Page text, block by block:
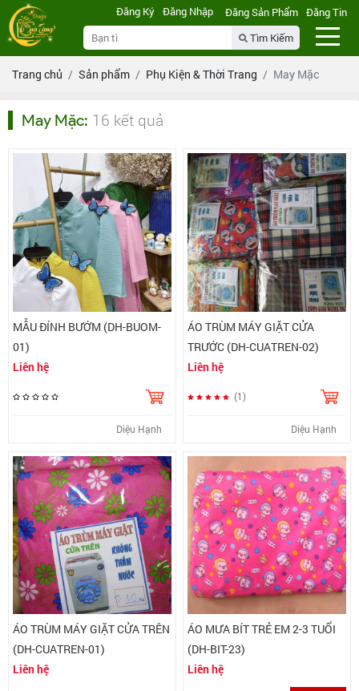
Tìm Kiếm
Đăng Ký Đăng Nhập Đăng Sản Phẩm Đăng Tin
Trang chủ Sản phẩm Phụ Kiện & Thời Trang May Mặc
May Mặc: 16 kết quả
MẪU ĐÍNH BƯỚM (DH-BUOM-
01)
Liên hệ
Diệu Hạnh
ÁO TRÙM MÁY GIẶT CỬA
TRƯỚC (DH-CUATREN-02)
Liên hệ
(1)
Diệu Hạnh
ÁO TRÙM MÁY GIẶT CỬA TRÊN
(DH-CUATREN-01)
Liên hệ
ÁO MƯA BÍT TRẺ EM 2-3 TUỔI
(DH-BIT-23)
Liên hệ